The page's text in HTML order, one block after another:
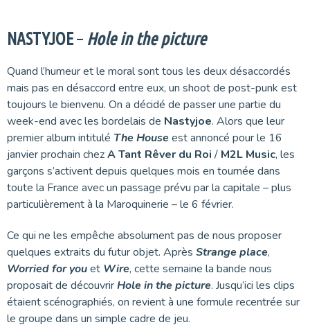
NASTYJOE– Hole in the picture
Quand l’humeur et le moral sont tous les deux désaccordés
mais pas en désaccord entre eux, un shoot de post-punk est
toujours le bienvenu. On a décidé de passer une partie du
week-end avec les bordelais de Nastyjoe. Alors que leur
premier album intitulé The Houseest annoncé pour le 16
janvier prochain chezA Tant Rêver du Roi / M2L Music, les
garçons s’activent depuis quelques mois en tournée dans
toute la France avec un passage prévu par la capitale – plus
particulièrement à la Maroquinerie – le 6 février.
Ce qui ne les empêche absolument pas de nous proposer
quelques extraits du futur objet. Après Strange place,
Worried for youet Wire, cette semaine la bande nous
proposait de découvrirHole in the picture. Jusqu’ici les clips
étaient scénographiés, on revient à une formule recentrée sur
le groupe dans un simple cadre de jeu.